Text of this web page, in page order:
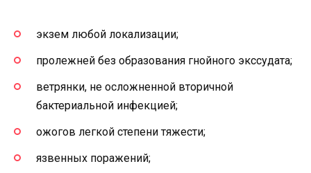
экзем любой локализации;
пролежней без образования гнойного экссудата;
ветрянки, не осложненной вторичной
бактериальной инфекцией;
ожогов легкой степени тяжести;
язвенных поражений;